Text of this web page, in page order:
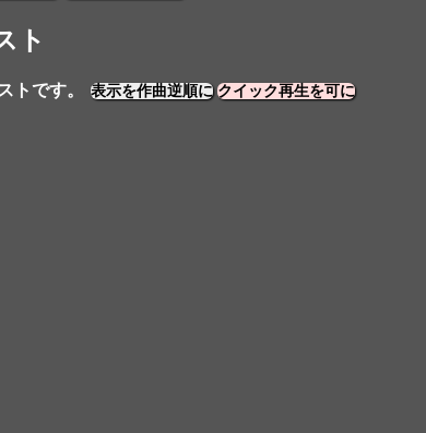
ト
トです。 表示を作曲逆順に クイック再生を可に